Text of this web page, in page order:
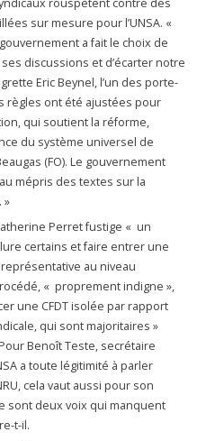
sur mesure pour l’UNSA. «
a fait le choix de
discussions et d’écarter notre
Eric Beynel, l’un des porte-
règles ont été ajustées pour
qui soutient la réforme,
du système universel de
(FO). Le gouvernement
mépris des textes sur la
»
Perret fustige « un
certains et faire entrer une
au niveau
« proprement indigne »,
une CFDT isolée par rapport
qui sont majoritaires »
Pour Benoît Teste, secrétaire
a toute légitimité à parler
cela vaut aussi pour son
sont deux voix qui manquent
t-il.